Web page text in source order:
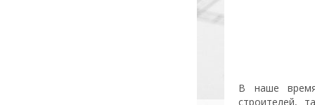
В наше
строителей,